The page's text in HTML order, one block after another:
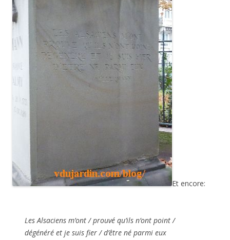
Et encore:
Les Alsaciens m’ont / prouvé qu’ils n’ont point /
dégénéré et je suis fier / d’être né parmi eux